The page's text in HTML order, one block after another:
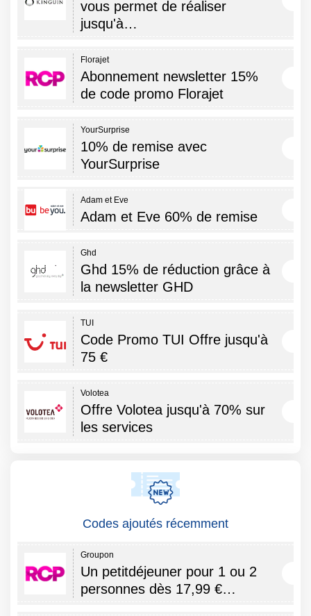
vous permet de réaliser
jusqu'à…
Florajet
Abonnement newsletter 15%
de code promo Florajet
YourSurprise
10% de remise avec
YourSurprise
Adam et Eve
Adam et Eve 60% de remise
Ghd
Ghd 15% de réduction grâce à
la newsletter GHD
TUI
Code Promo TUI Offre jusqu'à
75 €
Volotea
Offre Volotea jusqu'à 70% sur
les services
Codes ajoutés récemment
Groupon
Un petitdéjeuner pour 1 ou 2
personnes dès 17,99 €…